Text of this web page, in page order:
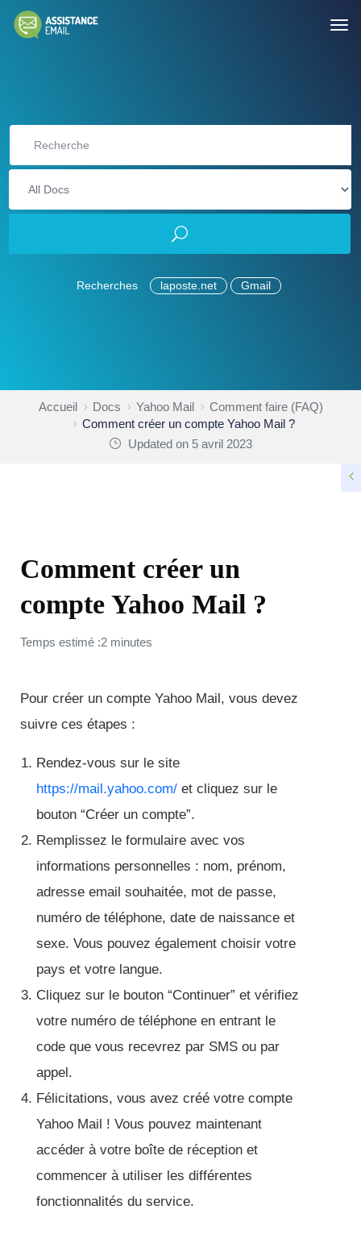
Recherches laposte.net Gmail
Accueil Docs Yahoo Mail
Comment faire (FAQ)
Comment créer un compte Yahoo Mail ?
Updated on 5 avril 2023
Comment créer un
compte Yahoo Mail ?
Temps estimé :2 minutes
Pour créer un compte Yahoo Mail, vous devez
suivre ces étapes :
Rendez-vous sur le site
https://mail.yahoo.com/ et cliquez sur le
bouton “Créer un compte”.
Remplissez le formulaire avec vos
informations personnelles : nom, prénom,
adresse email souhaitée, mot de passe,
numéro de téléphone, date de naissance et
sexe. Vous pouvez également choisir votre
pays et votre langue.
Cliquez sur le bouton “Continuer” et vérifiez
votre numéro de téléphone en entrant le
code que vous recevrez par SMS ou par
appel.
Félicitations, vous avez créé votre compte
Yahoo Mail ! Vous pouvez maintenant
accéder à votre boîte de réception et
commencer à utiliser les différentes
fonctionnalités du service.